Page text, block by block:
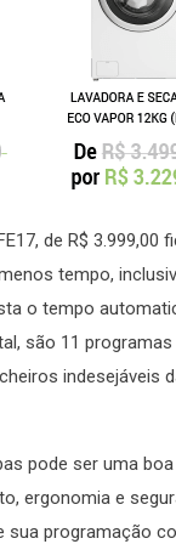
de R$ 3.999,00
tempo,
o tempo
são 11
indesejáveis
pode ser uma
ergonomia e
programação